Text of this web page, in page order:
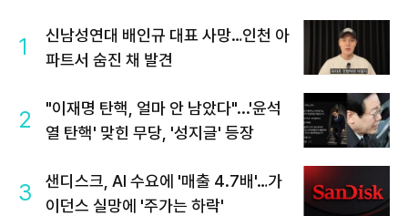
1
신남성연대 배인규 대표 사망…인천 아
파트서 숨진 채 발견
2
"이재명 탄핵, 얼마 안 남았다"...'윤석
열 탄핵' 맞힌 무당, '성지글' 등장
3
샌디스크, AI 수요에 '매출 4.7배'…가
이던스 실망에 '주가는 하락'